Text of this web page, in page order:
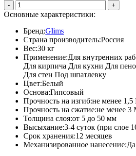
- +
Основные характеристики:
Бренд:Glims
Страна производитель:Россия
Вес:30 кг
Применение:Для внутренних
Для кирпича Для кухни Для
Для стен Под шпатлевку
Цвет:Белый
Основа:Гипсовый
Прочность на изгиб:не менее
Прочность на сжатие:не менее 3
Толщина слоя:от 5 до 50 мм
Высыхание:3-4 суток (при слое
Срок хранения:12 месяцев
Механизированное нанесение:Да